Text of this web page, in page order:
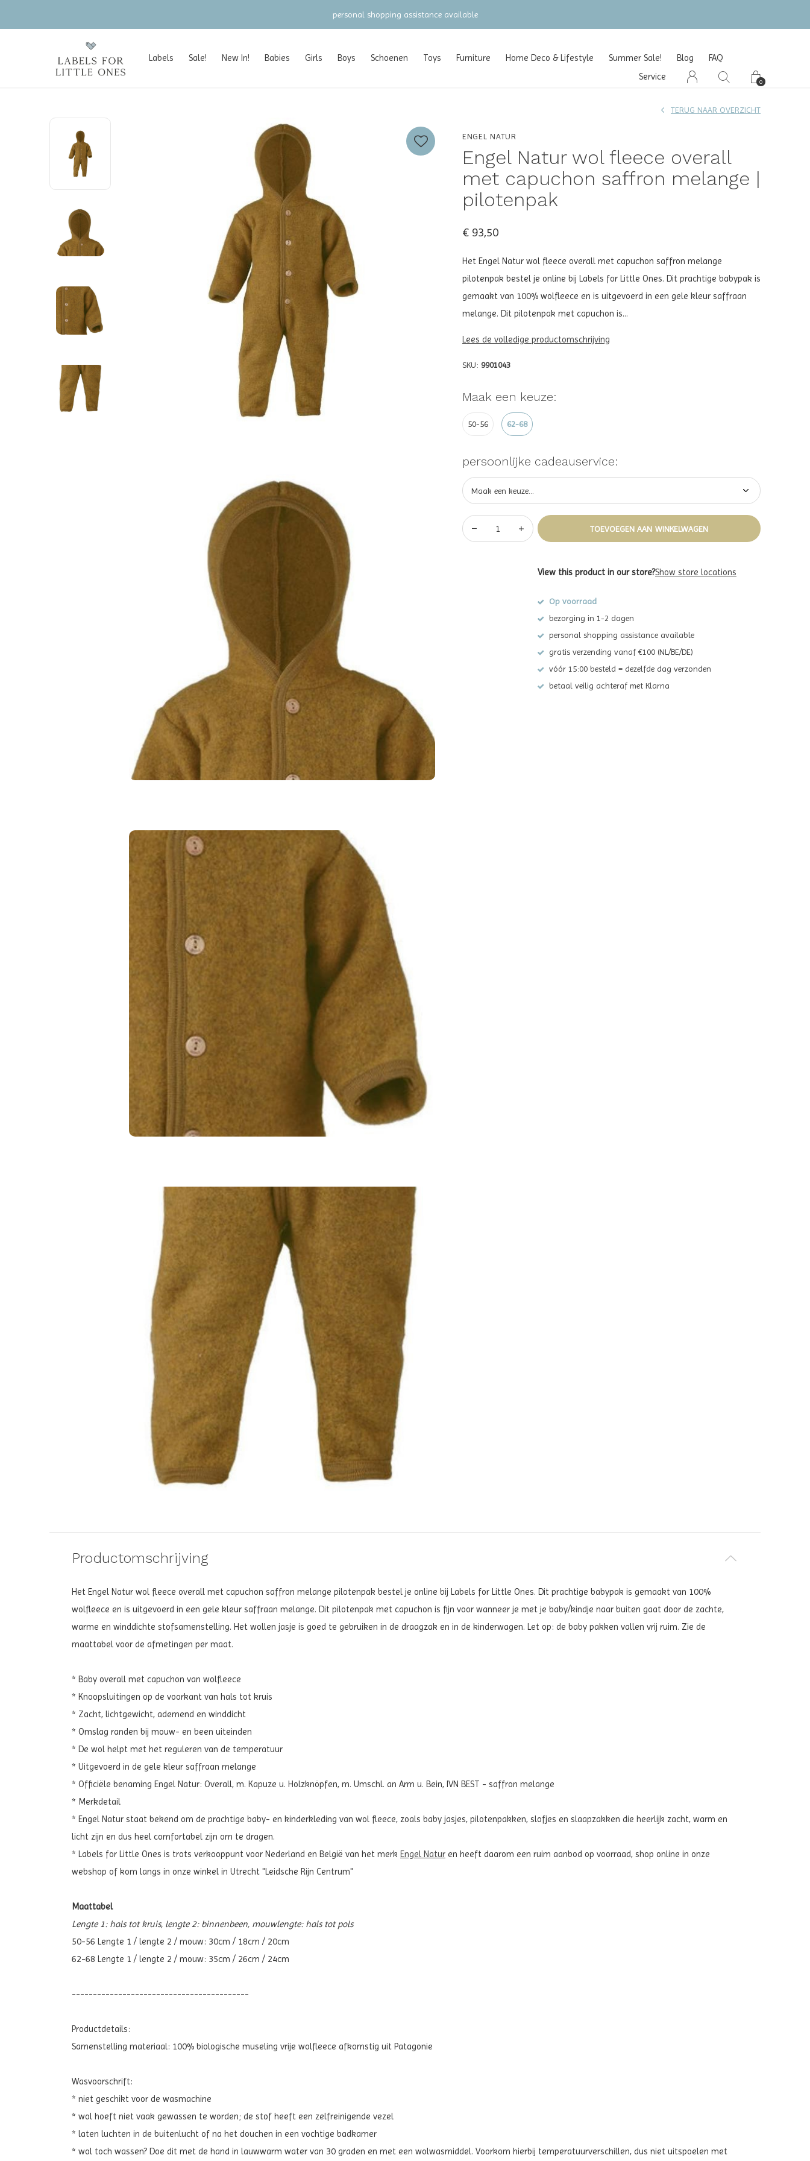
Labels Sale! New In! Babies Girls Boys Schoenen Toys Furniture Home Deco & Lifestyle Summer Sale! Blog
FAQ
Service
0
personal shopping assistance available
ENGEL NATUR
Engel Natur wol fleece overall
met capuchon saffron melange |
pilotenpak
TERUG NAAR OVERZICHT
€ 93,50
Het Engel Natur wol fleece overall met capuchon saffron melange
pilotenpak bestel je online bij Labels for Little Ones. Dit prachtige babypak is
gemaakt van 100% wolfleece en is uitgevoerd in een gele kleur saffraan
melange. Dit pilotenpak met capuchon is...
Lees de volledige productomschrijving
SKU: 9901043
Maak een keuze:
50-56 62-68
persoonlijke cadeauservice:
TOEVOEGEN AAN WINKELWAGEN
View this product in our store?Show store locations
Op voorraad
bezorging in 1-2 dagen
personal shopping assistance available
gratis verzending vanaf €100 (NL/BE/DE)
vóór 15:00 besteld = dezelfde dag verzonden
betaal veilig achteraf met Klarna
Productomschrijving
Het Engel Natur wol fleece overall met capuchon saffron melange pilotenpak bestel je online bij Labels for Little Ones. Dit prachtige babypak is gemaakt van 100%
wolfleece en is uitgevoerd in een gele kleur saffraan melange. Dit pilotenpak met capuchon is fijn voor wanneer je met je baby/kindje naar buiten gaat door de zachte,
warme en winddichte stofsamenstelling. Het wollen jasje is goed te gebruiken in de draagzak en in de kinderwagen. Let op: de baby pakken vallen vrij ruim. Zie de
maattabel voor de afmetingen per maat.
* Baby overall met capuchon van wolfleece
* Knoopsluitingen op de voorkant van hals tot kruis
* Zacht, lichtgewicht, ademend en winddicht
* Omslag randen bij mouw- en been uiteinden
* De wol helpt met het reguleren van de temperatuur
* Uitgevoerd in de gele kleur saffraan melange
* Officiële benaming Engel Natur: Overall, m. Kapuze u. Holzknöpfen, m. Umschl. an Arm u. Bein, IVN BEST - saffron melange
* Merkdetail
* Engel Natur staat bekend om de prachtige baby- en kinderkleding van wol fleece, zoals baby jasjes, pilotenpakken, slofjes en slaapzakken die heerlijk zacht, warm en
licht zijn en dus heel comfortabel zijn om te dragen.
* Labels for Little Ones is trots verkooppunt voor Nederland en België van het merk Engel Natur en heeft daarom een ruim aanbod op voorraad, shop online in onze
webshop of kom langs in onze winkel in Utrecht "Leidsche Rijn Centrum"
Maattabel
Lengte 1: hals tot kruis, lengte 2: binnenbeen, mouwlengte: hals tot pols
50-56 Lengte 1 / lengte 2 / mouw: 30cm / 18cm / 20cm
62-68 Lengte 1 / lengte 2 / mouw: 35cm / 26cm / 24cm
------------------------------------------
Productdetails:
Samenstelling materiaal: 100% biologische museling vrije wolfleece afkomstig uit Patagonie
Wasvoorschrift:
* niet geschikt voor de wasmachine
* wol hoeft niet vaak gewassen te worden; de stof heeft een zelfreinigende vezel
* laten luchten in de buitenlucht of na het douchen in een vochtige badkamer
* wol toch wassen? Doe dit met de hand in lauwwarm water van 30 graden en met een wolwasmiddel. Voorkom hierbij temperatuurverschillen, dus niet uitspoelen met